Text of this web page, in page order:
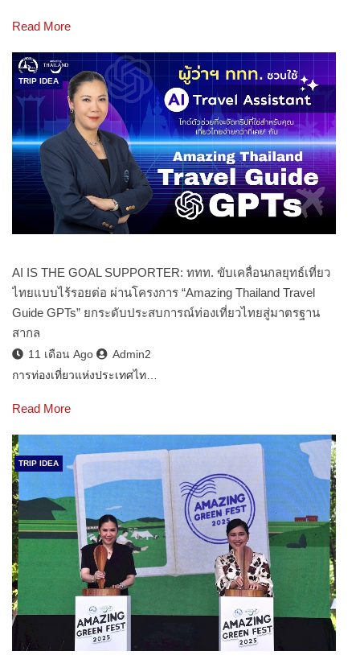
Read More
TRIP IDEA
AI IS THE GOAL SUPPORTER: ททท. ขับเคลื่อนกลยุทธ์เที่ยว
ไทยแบบไร้รอยต่อ ผ่านโครงการ “Amazing Thailand Travel
Guide GPTs” ยกระดับประสบการณ์ท่องเที่ยวไทยสู่มาตรฐาน
สากล
11 เดือน Ago
Admin2
การท่องเที่ยวแห่งประเทศไท…
Read More
TRIP IDEA